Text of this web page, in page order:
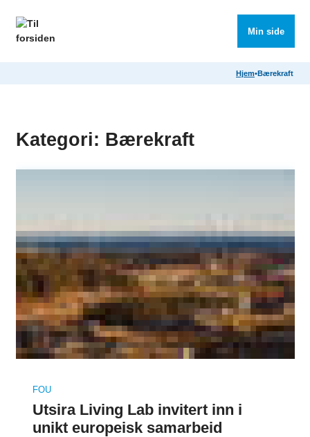
Min side
Hjem•Bærekraft
Kategori: Bærekraft
FOU
Utsira Living Lab invitert inn i
unikt europeisk samarbeid